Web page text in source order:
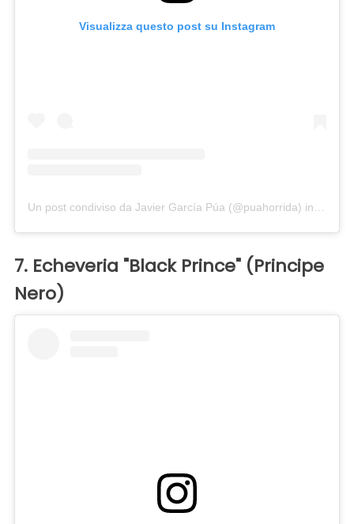
Visualizza questo post su Instagram
Un post condiviso da Javier García Púa (@puahorrida) in data:
7. Echeveria "Black Prince" (Principe
Nero)